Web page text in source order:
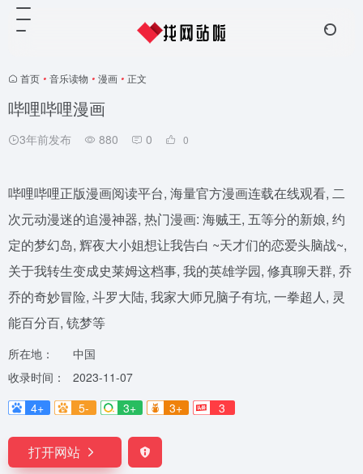
首页 • 音乐读物 • 漫画 • 正文
哔哩哔哩漫画
3年前发布 880 0 0
哔哩哔哩正版漫画阅读平台, 海量官方漫画连载在线观看, 二
次元动漫迷的追漫神器, 热门漫画: 海贼王, 五等分的新娘, 约
定的梦幻岛, 辉夜大小姐想让我告白 ~天才们的恋爱头脑战~,
关于我转生变成史莱姆这档事, 我的英雄学园, 修真聊天群, 乔
乔的奇妙冒险, 斗罗大陆, 我家大师兄脑子有坑, 一拳超人, 灵
能百分百, 铳梦等
所在地：
中国
收录时间：
2023-11-07
4+
5- 3+ 3+ 3
打开网站